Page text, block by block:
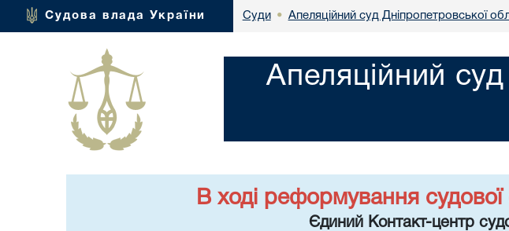
Судова влада України Суди • Апеляційний суд Дніпропетровської
Апеляційний
В ході реформування
Єдиний Контакт-центр